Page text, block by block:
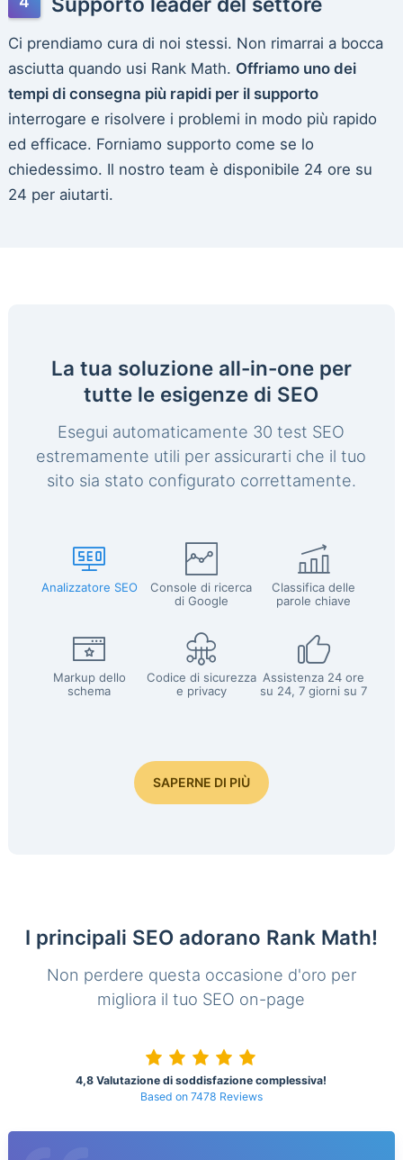
Ci prendiamo cura di noi stessi. Non rimarrai a bocca
asciutta quando usi Rank Math. Offriamo uno dei
tempi di consegna più rapidi per il supporto
interrogare e risolvere i problemi in modo più rapido
ed efficace. Forniamo supporto come se lo
chiedessimo. Il nostro team è disponibile 24 ore su
24 per aiutarti.
La tua soluzione all-in-one per
tutte le esigenze di SEO
Esegui automaticamente 30 test SEO
estremamente utili per assicurarti che il tuo
sito sia stato configurato correttamente.
Analizzatore SEO
Console di ricerca
di Google
Classifica delle
parole chiave
Markup dello
schema
Codice di sicurezza
e privacy
Assistenza 24 ore
su 24, 7 giorni su 7
SAPERNE DI PIÙ
I principali SEO adorano Rank Math!
Non perdere questa occasione d'oro per
migliora il tuo SEO on-page
4,8 Valutazione di soddisfazione complessiva!
Based on 7478 Reviews